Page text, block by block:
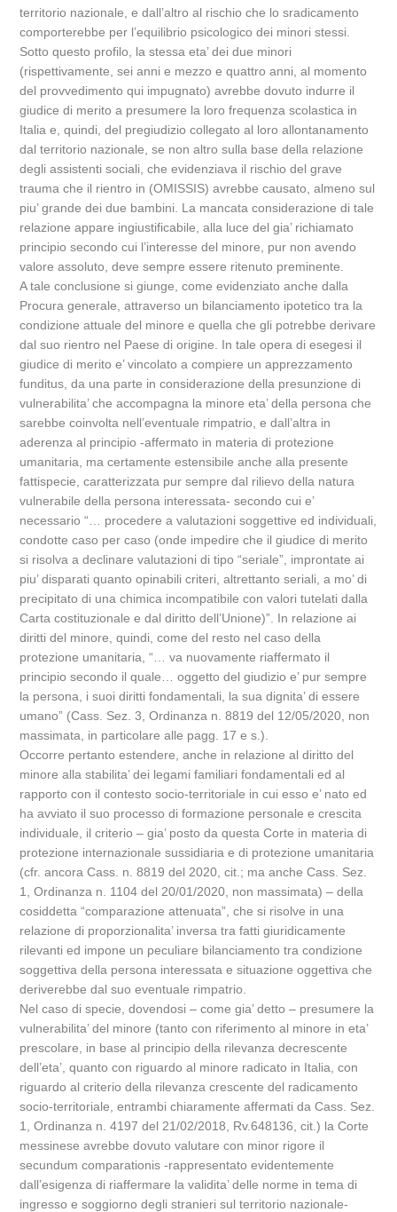
territorio nazionale, e dall’altro al rischio che lo sradicamento
comporterebbe per l’equilibrio psicologico dei minori stessi.
Sotto questo profilo, la stessa eta’ dei due minori
(rispettivamente, sei anni e mezzo e quattro anni, al momento
del provvedimento qui impugnato) avrebbe dovuto indurre il
giudice di merito a presumere la loro frequenza scolastica in
Italia e, quindi, del pregiudizio collegato al loro allontanamento
dal territorio nazionale, se non altro sulla base della relazione
degli assistenti sociali, che evidenziava il rischio del grave
trauma che il rientro in (OMISSIS) avrebbe causato, almeno sul
piu’ grande dei due bambini. La mancata considerazione di tale
relazione appare ingiustificabile, alla luce del gia’ richiamato
principio secondo cui l’interesse del minore, pur non avendo
valore assoluto, deve sempre essere ritenuto preminente.
A tale conclusione si giunge, come evidenziato anche dalla
Procura generale, attraverso un bilanciamento ipotetico tra la
condizione attuale del minore e quella che gli potrebbe derivare
dal suo rientro nel Paese di origine. In tale opera di esegesi il
giudice di merito e’ vincolato a compiere un apprezzamento
funditus, da una parte in considerazione della presunzione di
vulnerabilita’ che accompagna la minore eta’ della persona che
sarebbe coinvolta nell’eventuale rimpatrio, e dall’altra in
aderenza al principio -affermato in materia di protezione
umanitaria, ma certamente estensibile anche alla presente
fattispecie, caratterizzata pur sempre dal rilievo della natura
vulnerabile della persona interessata- secondo cui e’
necessario “… procedere a valutazioni soggettive ed individuali,
condotte caso per caso (onde impedire che il giudice di merito
si risolva a declinare valutazioni di tipo “seriale”, improntate ai
piu’ disparati quanto opinabili criteri, altrettanto seriali, a mo’ di
precipitato di una chimica incompatibile con valori tutelati dalla
Carta costituzionale e dal diritto dell’Unione)”. In relazione ai
diritti del minore, quindi, come del resto nel caso della
protezione umanitaria, “… va nuovamente riaffermato il
principio secondo il quale… oggetto del giudizio e’ pur sempre
la persona, i suoi diritti fondamentali, la sua dignita’ di essere
umano” (Cass. Sez. 3, Ordinanza n. 8819 del 12/05/2020, non
massimata, in particolare alle pagg. 17 e s.).
Occorre pertanto estendere, anche in relazione al diritto del
minore alla stabilita’ dei legami familiari fondamentali ed al
rapporto con il contesto socio-territoriale in cui esso e’ nato ed
ha avviato il suo processo di formazione personale e crescita
individuale, il criterio – gia’ posto da questa Corte in materia di
protezione internazionale sussidiaria e di protezione umanitaria
(cfr. ancora Cass. n. 8819 del 2020, cit.; ma anche Cass. Sez.
1, Ordinanza n. 1104 del 20/01/2020, non massimata) – della
cosiddetta “comparazione attenuata”, che si risolve in una
relazione di proporzionalita’ inversa tra fatti giuridicamente
rilevanti ed impone un peculiare bilanciamento tra condizione
soggettiva della persona interessata e situazione oggettiva che
deriverebbe dal suo eventuale rimpatrio.
Nel caso di specie, dovendosi – come gia’ detto – presumere la
vulnerabilita’ del minore (tanto con riferimento al minore in eta’
prescolare, in base al principio della rilevanza decrescente
dell’eta’, quanto con riguardo al minore radicato in Italia, con
riguardo al criterio della rilevanza crescente del radicamento
socio-territoriale, entrambi chiaramente affermati da Cass. Sez.
1, Ordinanza n. 4197 del 21/02/2018, Rv.648136, cit.) la Corte
messinese avrebbe dovuto valutare con minor rigore il
secundum comparationis -rappresentato evidentemente
dall’esigenza di riaffermare la validita’ delle norme in tema di
ingresso e soggiorno degli stranieri sul territorio nazionale-